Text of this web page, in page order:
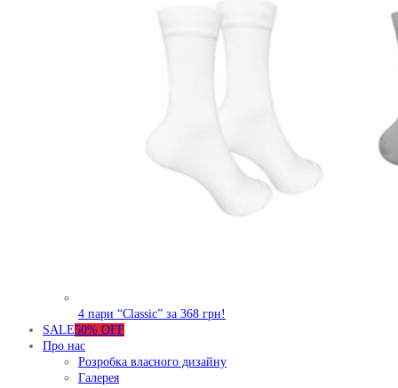
4 пари “Classic” за 368 грн!
SALE50% OFF
Про нас
Розробка власного дизайну
Галерея